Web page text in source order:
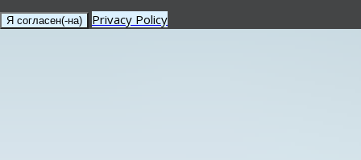
Я согласен(-на) Privacy Policy